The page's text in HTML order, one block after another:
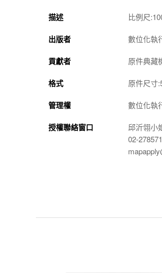
描述
比例尺
出版者 數位化執
貢獻者 原件典藏
格式 原件尺寸
管理權 數位化執
授權聯絡窗口
邱沂翎小
02-